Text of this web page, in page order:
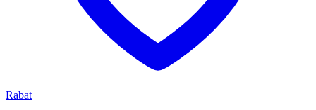
Rabat